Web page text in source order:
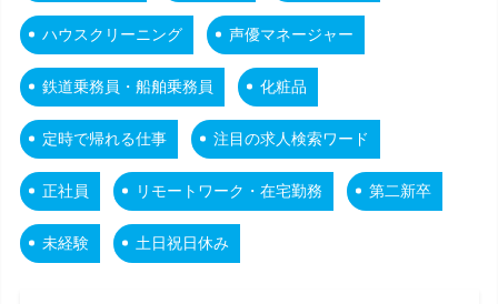
ハウスクリーニング 声優マネージャー
鉄道乗務員・船舶乗務員 化粧品
定時で帰れる仕事 注目の求人検索ワード
正社員 リモートワーク・在宅勤務 第二新卒
未経験 土日祝日休み